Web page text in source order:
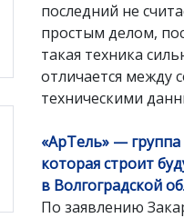
последний не
простым делом,
такая техника
отличается между
техническими
«АрТель» —
которая строит
в Волгоградской
По заявлению